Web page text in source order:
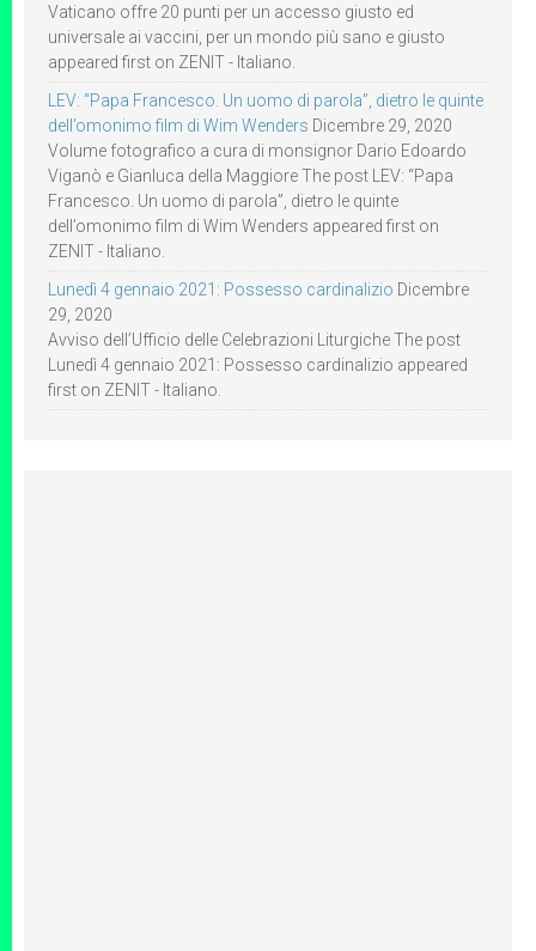
Vaticano offre 20 punti per un accesso giusto ed
universale ai vaccini, per un mondo più sano e giusto
appeared first on ZENIT - Italiano.
LEV: “Papa Francesco. Un uomo di parola”, dietro le quinte
dell’omonimo film di Wim Wenders Dicembre 29, 2020
Volume fotografico a cura di monsignor Dario Edoardo
Viganò e Gianluca della Maggiore The post LEV: “Papa
Francesco. Un uomo di parola”, dietro le quinte
dell’omonimo film di Wim Wenders appeared first on
ZENIT - Italiano.
Lunedì 4 gennaio 2021: Possesso cardinalizio Dicembre
29, 2020
Avviso dell’Ufficio delle Celebrazioni Liturgiche The post
Lunedì 4 gennaio 2021: Possesso cardinalizio appeared
first on ZENIT - Italiano.